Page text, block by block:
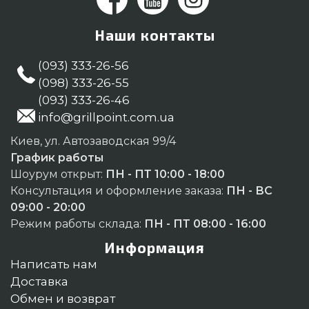
Наши контакты
(093) 333-26-56
(098) 333-26-55
(093) 333-26-46
info@grillpoint.com.ua
Киев, ул. Автозаводская 99/4
График работы
Шоурум открыт: ПН - ПТ 10:00 - 18:00
Консультация и оформление заказа: ПН - ВС
09:00 - 20:00
Режим работы склада: ПН - ПТ 08:00 - 16:00
Информация
Написать нам
Доставка
Обмен и возврат